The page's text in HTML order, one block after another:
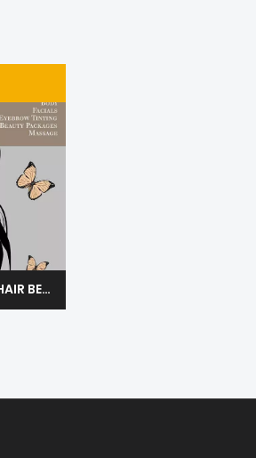
SALON FAIKA MAKE UP HAIR BEAUTY & SPA - BEN AROUS